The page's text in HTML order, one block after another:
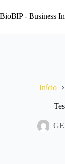
para
o
BioBIP - Business
Início